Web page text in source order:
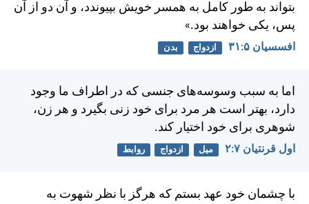
بتواند به طور كامل به همسر خويش بپيوندد، و آن دو از آن
پس، يكی خواهند بود.»
افسسیان ۵:‏۳۱ ازدواج بدن
اما به سبب وسوسه‌های جنسی كه در اطراف ما وجود
دارد، بهتر است هر مرد برای خود زنی بگيرد و هر زن،
شوهری برای خود اختيار كند.
اول قرنتیان ۷:‏۲ میل ازدواج روابط
با چشمان خود عهد بستم كه هرگز با نظر شهوت به